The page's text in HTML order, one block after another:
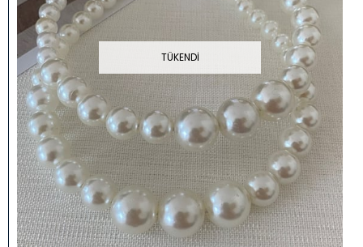
TÜKENDI